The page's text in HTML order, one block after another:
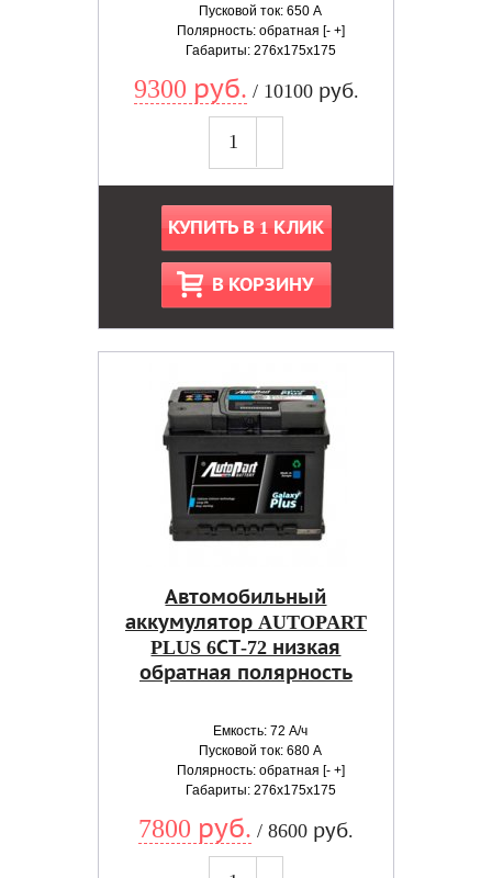
Пусковой ток: 650 А
Полярность: обратная [- +]
Габариты: 276x175x175
9300 руб. / 10100 руб.
КУПИТЬ В 1 КЛИК
В КОРЗИНУ
Автомобильный
аккумулятор AUTOPART
PLUS 6СТ-72 низкая
обратная полярность
Емкость: 72 А/ч
Пусковой ток: 680 А
Полярность: обратная [- +]
Габариты: 276x175x175
7800 руб. / 8600 руб.